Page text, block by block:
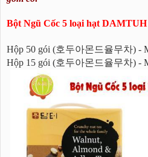
Bột Ngũ Cốc 5 loại hạt
Hộp 50 gói (호두아몬드율무차) -
Hộp 15 gói (호두아몬드율무차) -